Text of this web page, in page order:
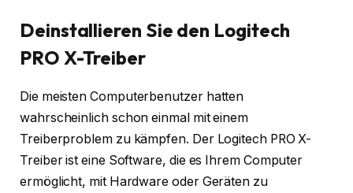
Deinstallieren Sie den Logitech
PRO X-Treiber
Die meisten Computerbenutzer hatten
wahrscheinlich schon einmal mit einem
Treiberproblem zu kämpfen. Der Logitech PRO X-
Treiber ist eine Software, die es Ihrem Computer
ermöglicht, mit Hardware oder Geräten zu